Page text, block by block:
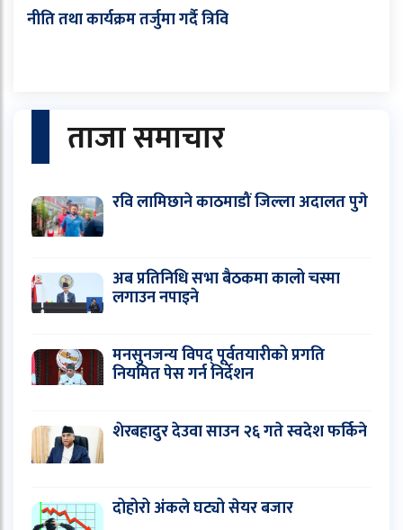
नीति तथा कार्यक्रम तर्जुमा गर्दै त्रिवि
ताजा समाचार
रवि लामिछाने काठमाडौं जिल्ला अदालत पुगे
अब प्रतिनिधि सभा बैठकमा कालो चस्मा
लगाउन नपाइने
मनसुनजन्य विपद् पूर्वतयारीको प्रगति
नियमित पेस गर्न निर्देशन
शेरबहादुर देउवा साउन २६ गते स्वदेश फर्किने
दोहोरो अंकले घट्यो सेयर बजार